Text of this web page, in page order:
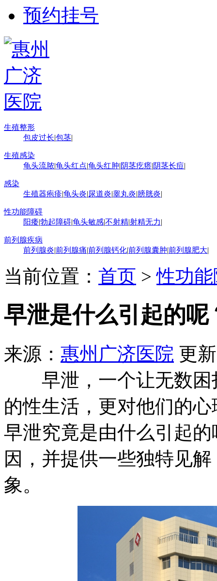
预约挂号
生殖整形
包皮过长|包茎|
生殖感染
龟头流脓|龟头红点|龟头红肿|阴茎疙瘩|阴茎长痘|
感染
生殖器疱疹|龟头炎|尿道炎|睾丸炎|膀胱炎|
性功能障碍
阳痿|勃起障碍|龟头敏感|不射精|射精无力|
前列腺疾病
前列腺炎|前列腺痛|前列腺钙化|前列腺囊肿|前列腺肥大|
当前位置： 首页 >性功
早泄是什么引起的呢
来源： 惠州广济医院 更
早泄，一个让无数困
的性生活，更对他们的
早泄究竟是由什么引起
因，并提供一些独特见
象。